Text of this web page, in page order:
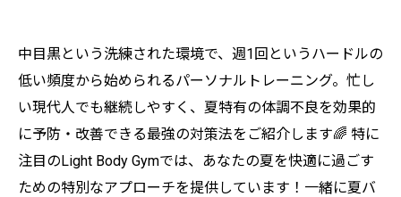
中目黒という洗練された環境で、週1回というハードルの
低い頻度から始められるパーソナルトレーニング。忙し
い現代人でも継続しやすく、夏特有の体調不良を効果的
に予防・改善できる最強の対策法をご紹介します🌈 特に
注目のLight Body Gymでは、あなたの夏を快適に過ごす
ための特別なアプローチを提供しています！一緒に夏バ